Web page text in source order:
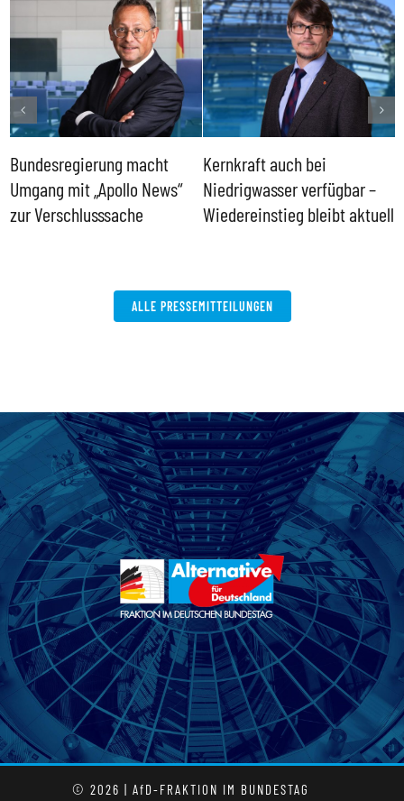
Bundesregierung macht
Umgang mit „Apollo News“
zur Verschlusssache
Kernkraft auch bei
Niedrigwasser verfügbar –
Wiedereinstieg bleibt aktuell
ALLE PRESSEMITTEILUNGEN
© 2026 | AfD-FRAKTION IM BUNDESTAG